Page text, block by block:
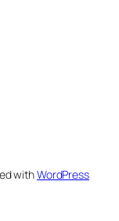
withWordPress